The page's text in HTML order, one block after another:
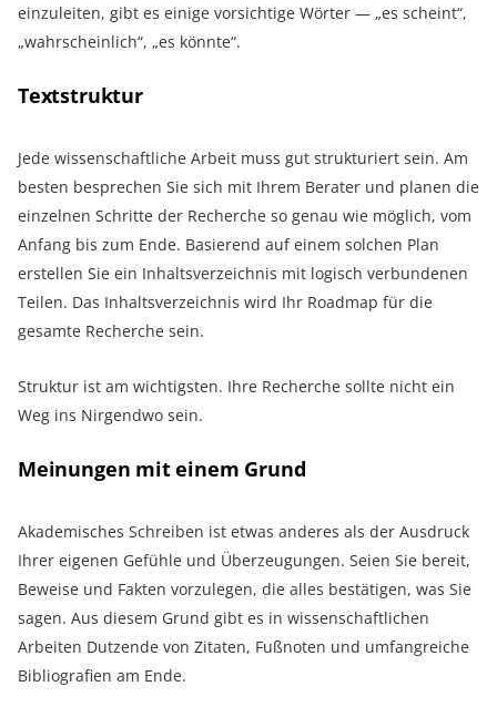
einzuleiten, gibt es einige vorsichtige Wörter — „es scheint“,
„wahrscheinlich“, „es könnte“.
Textstruktur
Jede wissenschaftliche Arbeit muss gut strukturiert sein. Am
besten besprechen Sie sich mit Ihrem Berater und planen die
einzelnen Schritte der Recherche so genau wie möglich, vom
Anfang bis zum Ende. Basierend auf einem solchen Plan
erstellen Sie ein Inhaltsverzeichnis mit logisch verbundenen
Teilen. Das Inhaltsverzeichnis wird Ihr Roadmap für die
gesamte Recherche sein.
Struktur ist am wichtigsten. Ihre Recherche sollte nicht ein
Weg ins Nirgendwo sein.
Meinungen mit einem Grund
Akademisches Schreiben ist etwas anderes als der Ausdruck
Ihrer eigenen Gefühle und Überzeugungen. Seien Sie bereit,
Beweise und Fakten vorzulegen, die alles bestätigen, was Sie
sagen. Aus diesem Grund gibt es in wissenschaftlichen
Arbeiten Dutzende von Zitaten, Fußnoten und umfangreiche
Bibliografien am Ende.